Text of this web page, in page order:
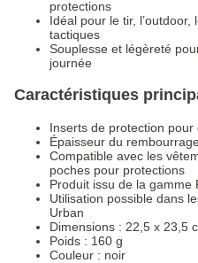
protections
Idéal pour le tir,
tactiques
Souplesse et légèreté
journée
Caractéristiques
Inserts de protection
Épaisseur du
Compatible avec les
poches pour protections
Produit issu de la gamme
Utilisation possible dans
Urban
Dimensions : 22,5 x 23,5
Poids : 160 g
Couleur : noir